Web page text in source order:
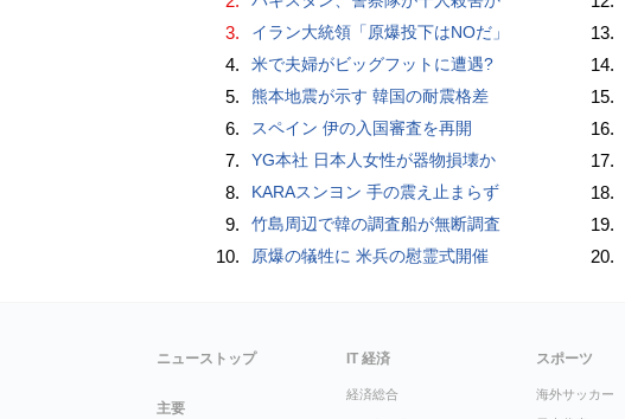
3. イラン大統領「原爆投下はNOだ」
4. 米で夫婦がビッグフットに遭遇?
5. 熊本地震が示す 韓国の耐震格差
6. スペイン 伊の入国審査を再開
7. YG本社 日本人女性が器物損壊か
8. KARAスンヨン 手の震え止まらず
9. 竹島周辺で韓の調査船が無断調査
10. 原爆の犠牲に 米兵の慰霊式開催
13.
14.
15.
16.
17.
18.
19.
20.
ニューストップ
主要
IT 経済
経済総合
スポーツ
海外サッカー